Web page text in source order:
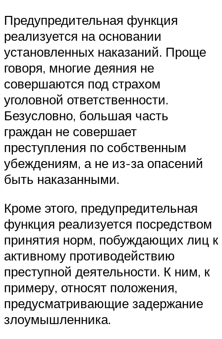
Предупредительная функция
реализуется на основании
установленных наказаний. Проще
говоря, многие деяния не
совершаются под страхом
уголовной ответственности.
Безусловно, большая часть
граждан не совершает
преступления по собственным
убеждениям, а не из-за опасений
быть наказанными.
Кроме этого, предупредительная
функция реализуется посредством
принятия норм, побуждающих лиц к
активному противодействию
преступной деятельности. К ним, к
примеру, относят положения,
предусматривающие задержание
злоумышленника.